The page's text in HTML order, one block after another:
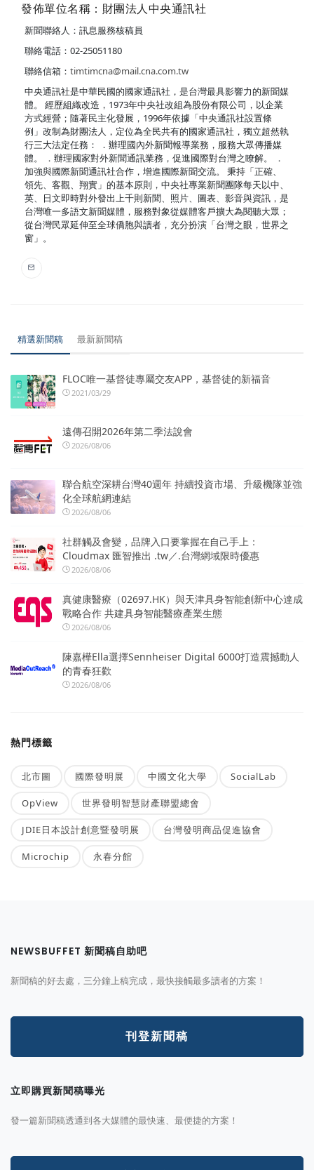
發佈單位名稱：財團法人中央通訊社
新聞聯絡人：訊息服務核稿員
聯絡電話：02-25051180
聯絡信箱： timtimcna@mail.cna.com.tw
中央通訊社是中華民國的國家通訊社，是台灣最具影響力的新聞媒
體。 經歷組織改造，1973年中央社改組為股份有限公司，以企業
方式經營；隨著民主化發展，1996年依據「中央通訊社設置條
例」改制為財團法人，定位為全民共有的國家通訊社，獨立超然執
行三大法定任務： ．辦理國內外新聞報導業務，服務大眾傳播媒
體。 ．辦理國家對外新聞通訊業務，促進國際對台灣之瞭解。 ．
加強與國際新聞通訊社合作，增進國際新聞交流。 秉持「正確、
領先、客觀、翔實」的基本原則，中央社專業新聞團隊每天以中、
英、日文即時對外發出上千則新聞、照片、圖表、影音與資訊，是
台灣唯一多語文新聞媒體，服務對象從媒體客戶擴大為閱聽大眾；
從台灣民眾延伸至全球僑胞與讀者，充分扮演「台灣之眼，世界之
窗」。
精選新聞稿 最新新聞稿
FLOC唯一基督徒專屬交友APP，基督徒的新福音
2021/03/29
遠傳召開2026年第二季法說會
2026/08/06
聯合航空深耕台灣40週年 持續投資市場、升級機隊並強
化全球航網連結
2026/08/06
社群觸及會變，品牌入口要掌握在自己手上：
Cloudmax 匯智推出 .tw／.台灣網域限時優惠
2026/08/06
真健康醫療（02697.HK）與天津具身智能創新中心達成
戰略合作 共建具身智能醫療產業生態
2026/08/06
陳嘉樺Ella選擇Sennheiser Digital 6000打造震撼動人
的青春狂歡
2026/08/06
熱門標籤
北市圖 國際發明展 中國文化大學 SocialLab
OpView 世界發明智慧財產聯盟總會
JDIE日本設計創意暨發明展 台灣發明商品促進協會
Microchip 永春分館
NEWSBUFFET 新聞稿自助吧
新聞稿的好去處，三分鐘上稿完成，最快接觸最多讀者的方案！
刊登新聞稿
立即購買新聞稿曝光
發一篇新聞稿透通到各大媒體的最快速、最便捷的方案！